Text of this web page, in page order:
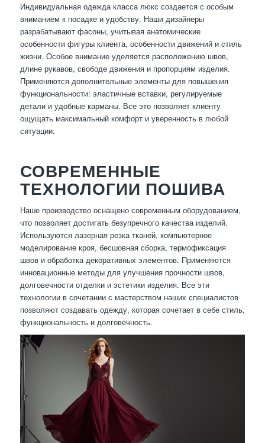
Индивидуальная одежда класса люкс создается с особым
вниманием к посадке и удобству. Наши дизайнеры
разрабатывают фасоны, учитывая анатомические
особенности фигуры клиента, особенности движений и стиль
жизни. Особое внимание уделяется расположению швов,
длине рукавов, свободе движения и пропорциям изделия.
Применяются дополнительные элементы для повышения
функциональности: эластичные вставки, регулируемые
детали и удобные карманы. Все это позволяет клиенту
ощущать максимальный комфорт и уверенность в любой
ситуации.
СОВРЕМЕННЫЕ
ТЕХНОЛОГИИ ПОШИВА
Наше производство оснащено современным оборудованием,
что позволяет достигать безупречного качества изделий.
Используются лазерная резка тканей, компьютерное
моделирование кроя, бесшовная сборка, термофиксация
швов и обработка декоративных элементов. Применяются
инновационные методы для улучшения прочности швов,
долговечности отделки и эстетики изделия. Все эти
технологии в сочетании с мастерством наших специалистов
позволяют создавать одежду, которая сочетает в себе стиль,
функциональность и долговечность.